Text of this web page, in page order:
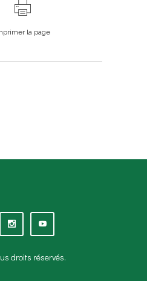
la page
droits réservés.